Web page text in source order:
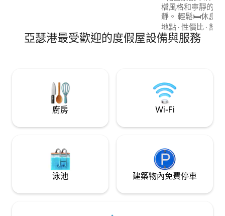
檔風格和寧靜的氛
靜。 輕鬆🛏️休息
單 ☕ 咖啡站：豪
鐵機， + Keurig 🍷 酒吧 電壁爐 漩渦浴缸
🍳 主廚廚房，備
地點 ·性價比 ·舒
亞瑟港最受歡迎的度假屋設備與服務
廚房 Wi-Fi
泳池 建築物內免費停車